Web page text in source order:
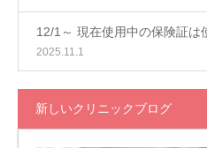
12/1～ 現在使用中の保険証は
2025.11.1
新しいクリニックブログ